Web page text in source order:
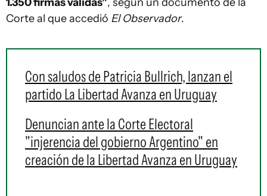
Corte al que accedió El Observador.
Con saludos de Patricia Bullrich, lanzan el
partido La Libertad Avanza en Uruguay
Denuncian ante la Corte Electoral
"injerencia del gobierno Argentino" en
creación de la Libertad Avanza en Uruguay